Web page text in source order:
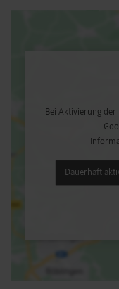
Bei Aktivierung
Dauerhaft